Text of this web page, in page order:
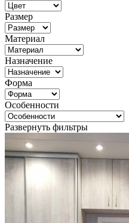
Размер
Материал
Назначение
Форма
Особенности
Развернуть фильтры